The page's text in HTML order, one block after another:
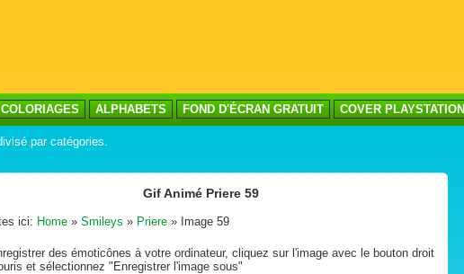
COLORIAGES ALPHABETS FOND D'ÉCRAN GRATUIT COVER PLAYSTATION
par catégories.
Gif Animé Priere 59
ici: Home » Smileys » Priere » Image 59
des émoticônes à votre ordinateur, cliquez sur l'image avec le bouton droit
et sélectionnez "Enregistrer l'image sous"